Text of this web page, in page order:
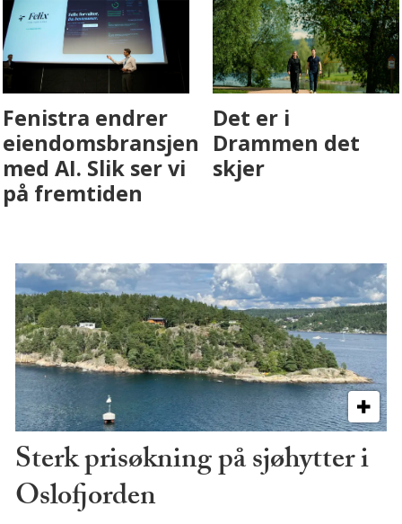
Fenistra endrer
eiendomsbransjen
med AI. Slik ser vi
på fremtiden
Det er i
Drammen det
skjer
Sterk prisøkning på sjøhytter i
Oslofjorden